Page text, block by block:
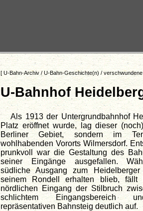
[U-Bahn-Archiv /U-Bahn-Geschichte(n) /
U-Bahnhof
Als 1913 der Untergrundbahnhof
Platz eröffnet wurde, lag dieser
Berliner Gebiet, sondern im
wohlhabenden Vororts Wilmersdorf.
prunkvoll war die Gestaltung des
seiner Eingänge ausgefallen.
südliche Ausgang zum
seinem Rondell erhalten blieb, fällt
nördlichen Eingang der Stilbruch
schlichtem Eingangsbereich
repräsentativen Bahnsteig deutlich auf.